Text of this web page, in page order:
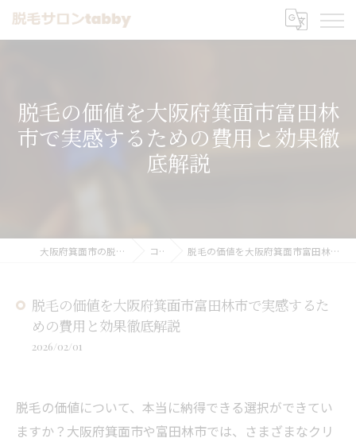
脱毛の価値を大阪府箕面市富田林
市で実感するための費用と効果徹
底解説
大阪府箕面市の脱毛なら脱毛サロンtabby コラム 脱毛の価値を大阪府箕面市富田林市で実感するための費用と効果徹底解説
脱毛の価値を大阪府箕面市富田林市で実感するた
めの費用と効果徹底解説
2026/02/01
脱毛の価値について、本当に納得できる選択ができてい
ますか？大阪府箕面市や富田林市では、さまざまなクリ